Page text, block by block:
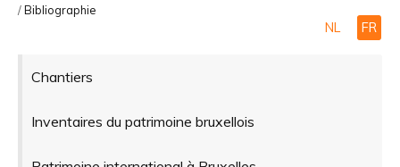
/Bibliographie
NL FR
Chantiers
Inventaires du patrimoine bruxellois